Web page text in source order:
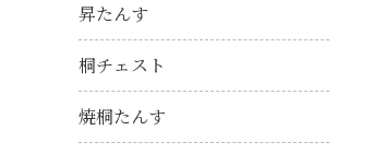
昇たんす
桐チェスト
焼桐たんす